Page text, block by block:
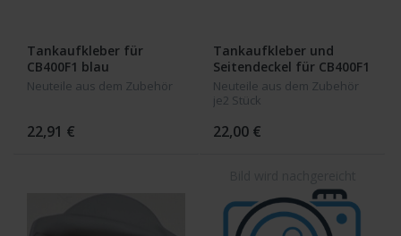
Tankaufkleber für
CB400F1 blau
Neuteile aus dem Zubehör
22,91 €
Tankaufkleber und
Seitendeckel für CB400F1
rot
Neuteile aus dem Zubehör
je2 Stück
22,00 €